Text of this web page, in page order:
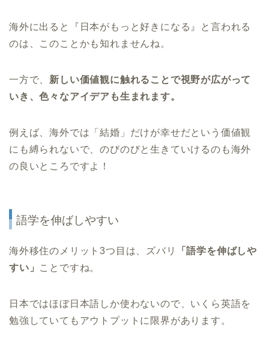
海外に出ると『日本がもっと好きになる』と言われる
のは、このことかも知れませんね。
一方で、 新しい価値観に触れることで視野が広がって
いき、色々なアイデアも生まれます。
例えば、海外では「結婚」だけが幸せだという価値観
にも縛られないで、のびのびと生きていけるのも海外
の良いところですよ！
語学を伸ばしやすい
海外移住のメリット3つ目は、ズバリ
「語学を伸ばしや
すい」 ことですね。
日本ではほぼ日本語しか使わないので、いくら英語を
勉強していてもアウトプットに限界があります。